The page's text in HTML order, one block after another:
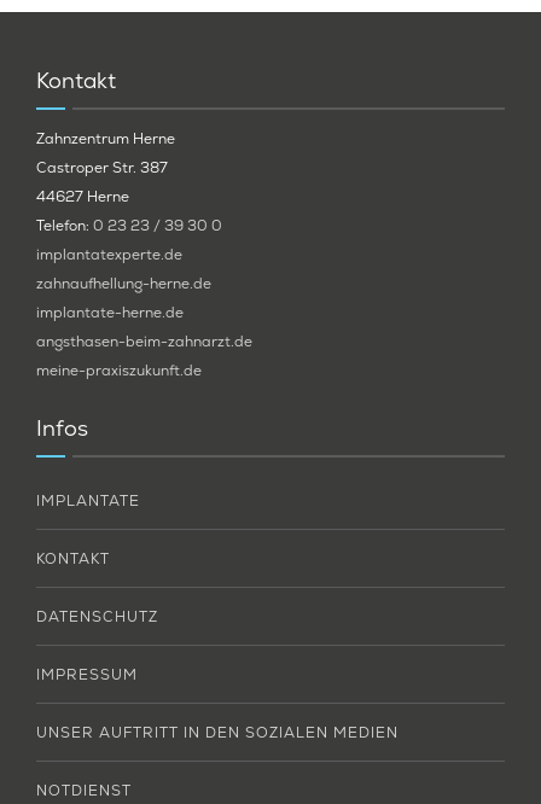
Kontakt
Zahnzentrum Herne
Castroper Str. 387
44627 Herne
Telefon: 0 23 23 / 39 30 0
implantatexperte.de
zahnaufhellung-herne.de
implantate-herne.de
angsthasen-beim-zahnarzt.de
meine-praxiszukunft.de
Infos
IMPLANTATE
KONTAKT
DATENSCHUTZ
IMPRESSUM
UNSER AUFTRITT IN DEN SOZIALEN MEDIEN
NOTDIENST